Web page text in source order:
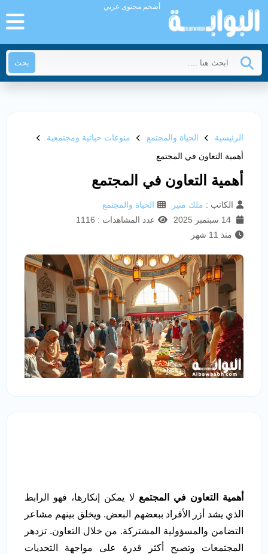
أضخم محتوى عربي
بحث
الرئيسية الحياة والمجتمع
منوعات حياتية ومجتمعية
أهمية التعاون في المجتمع
أهمية التعاون في المجتمع
الكاتب : ملك منير
الحياة والمجتمع
عدد المشاهدات : 1116
منذ 11 شهر
أهمية التعاون في المجتمع لا يمكن إنكارها، فهو الرابط
الذي يشد أزر الأفراد ببعضهم البعض. ويخلق بينهم مشاعر
التضامن والمسؤولية المشتركة. من خلال التعاون. تزدهر
المجتمعات وتصبح أكثر قدرة على مواجهة التحديات